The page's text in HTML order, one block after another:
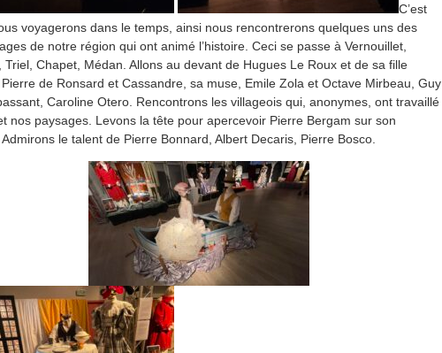
C’est
voyagerons dans le temps, ainsi nous rencontrerons quelques uns des
de notre région qui ont animé l’histoire. Ceci se passe à Vernouillet,
Triel, Chapet, Médan. Allons au devant de Hugues Le Roux et de sa fille
de Ronsard et Cassandre, sa muse, Emile Zola et Octave Mirbeau, Guy
Caroline Otero. Rencontrons les villageois qui, anonymes, ont travaillé
nos paysages. Levons la tête pour apercevoir Pierre Bergam sur son
le talent de Pierre Bonnard, Albert Decaris, Pierre Bosco.